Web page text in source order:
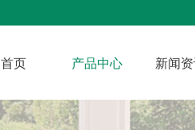
首页 产品中心 新闻